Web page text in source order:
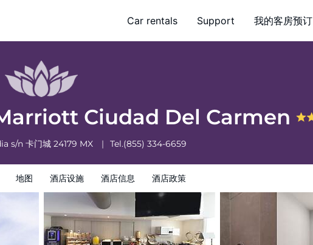
Car rentals Support 我的客房预订
Ciudad Del Carmen
s/n 卡门城 24179 MX Tel.(855) 334-6659
地图 酒店设施 酒店信息 酒店政策